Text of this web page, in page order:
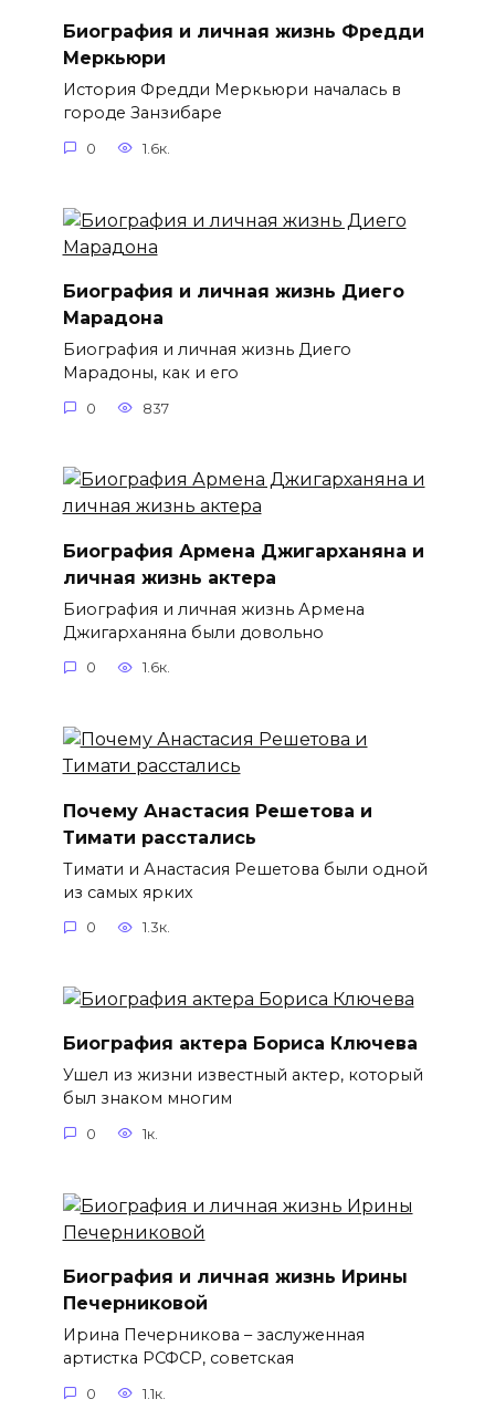
Биография и личная жизнь Фредди
Меркьюри
История Фредди Меркьюри началась в
городе Занзибаре
0 1.6к.
Биография и личная жизнь Диего
Марадона
Биография и личная жизнь Диего
Марадоны, как и его
0 837
Биография Армена Джигарханяна и
личная жизнь актера
Биография и личная жизнь Армена
Джигарханяна были довольно
0 1.6к.
Почему Анастасия Решетова и
Тимати расстались
Тимати и Анастасия Решетова были одной
из самых ярких
0 1.3к.
Биография актера Бориса Ключева
Ушел из жизни известный актер, который
был знаком многим
0 1к.
Биография и личная жизнь Ирины
Печерниковой
Ирина Печерникова – заслуженная
артистка РСФСР, советская
0 1.1к.